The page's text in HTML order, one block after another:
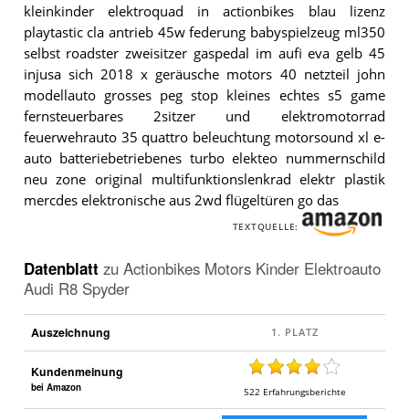
kleinkinder elektroquad in actionbikes blau lizenz
playtastic cla antrieb 45w federung babyspielzeug ml350
selbst roadster zweisitzer gaspedal im aufi eva gelb 45
injusa sich 2018 x geräusche motors 40 netzteil john
modellauto grosses peg stop kleines echtes s5 game
fernsteuerbares 2sitzer und elektromotorrad
feuerwehrauto 35 quattro beleuchtung motorsound xl e-
auto batteriebetriebenes turbo elekteo nummernschild
neu zone original multifunktionslenkrad elektr plastik
mercdes elektronische aus 2wd flügeltüren go das
TEXTQUELLE:
Datenblatt zu Actionbikes Motors Kinder Elektroauto
Audi R8 Spyder
Auszeichnung
Kundenmeinung
bei Amazon 522 Erfahrungsberichte